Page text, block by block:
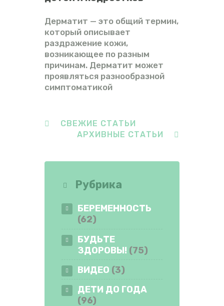
Дерматит — это общий термин,
который описывает
раздражение кожи,
возникающее по разным
причинам. Дерматит может
проявляться разнообразной
симптоматикой
СВЕЖИЕ СТАТЬИ
АРХИВНЫЕ СТАТЬИ
Рубрика
БЕРЕМЕННОСТЬ
(62)
БУДЬТЕ
ЗДОРОВЫ! (75)
ВИДЕО (3)
ДЕТИ ДО ГОДА
(96)